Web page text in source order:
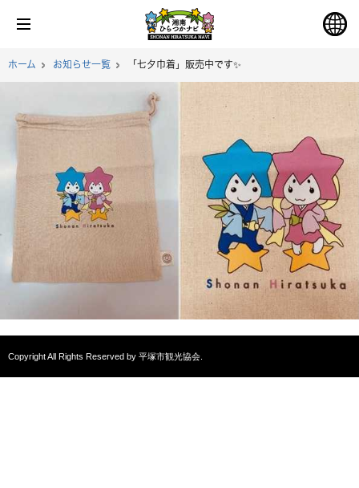
ホーム お知らせ一覧 「七夕巾着」販売中です✨
Copyright All Rights Reserved by 平塚市観光協会.